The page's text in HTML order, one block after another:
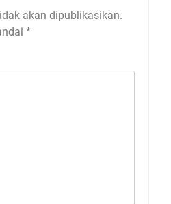
akan dipublikasikan.
*